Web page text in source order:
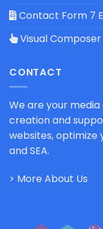
Contact Form 7
Visual Composer
CONTACT
We are your
creation and
websites, optimize
and SEA.
> More About Us